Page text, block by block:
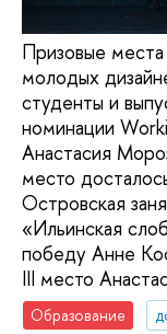
Призовые
молодых
студенты и
номинации
Анастасия
место
Островская
«Ильинская
победу Анне
III место
Образование